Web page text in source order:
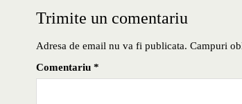
Trimite un comentariu
Adresa de email nu va fi publicata. Campuri
Comentariu *